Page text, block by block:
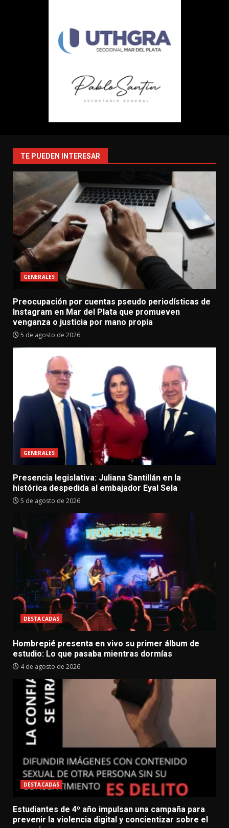
TE PUEDEN INTERESAR
GENERALES
Preocupación por cuentas pseudo periodísticas de
Instagram en Mar del Plata que promueven
venganza o justicia por mano propia
5 de agosto de 2026
GENERALES
Presencia legislativa: Juliana Santillán en la
histórica despedida al embajador Eyal Sela
5 de agosto de 2026
DESTACADAS
Hombrepié presenta en vivo su primer álbum de
estudio: Lo que pasaba mientras dormías
4 de agosto de 2026
DESTACADAS
Estudiantes de 4º año impulsan una campaña para
prevenir la violencia digital y concientizar sobre el